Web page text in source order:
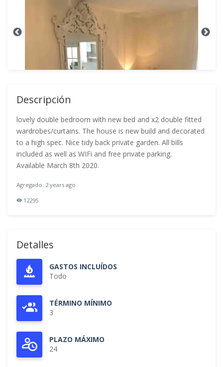
Descripción
lovely double bedroom with new bed and x2 double fitted
wardrobes/curtains. The house is new build and decorated
to a high spec. Nice tidy back private garden. All bills
included as well as WIFi and free private parking.
Available March 8th 2020.
Agregado: 2 years ago
12295
Detalles
GASTOS INCLUÍDOS
Todo
TÉRMINO MÍNIMO
3
PLAZO MÁXIMO
24